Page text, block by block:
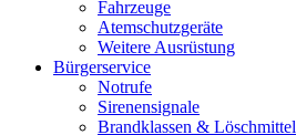
Fahrzeuge
Atemschutzgeräte
Weitere Ausrüstung
Bürgerservice
Notrufe
Sirenensignale
Brandklassen & Löschmittel